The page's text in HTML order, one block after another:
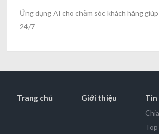
Ứng dụng AI cho chăm sóc khách hàng
24/7
Trang chủ Giới thiệu